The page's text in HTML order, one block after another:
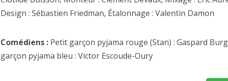
Design : Sébastien Friedman, Étalonnage : Valentin Damon
Comédiens : Petit garçon pyjama rouge (Stan) : Gaspard
garçon pyjama bleu : Victor Escoude-Oury